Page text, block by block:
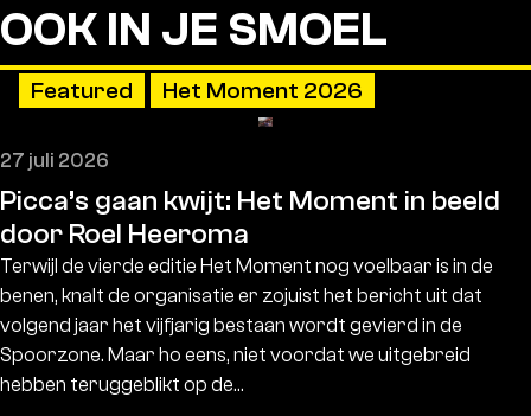
OOK IN JE SMOEL
27 juli 2026
Featured Het Moment 2026
Picca’s gaan kwijt: Het Moment in beeld
door Roel Heeroma
Terwijl de vierde editie Het Moment nog voelbaar is in de
benen, knalt de organisatie er zojuist het bericht uit dat
volgend jaar het vijfjarig bestaan wordt gevierd in de
Spoorzone. Maar ho eens, niet voordat we uitgebreid
hebben teruggeblikt op de…